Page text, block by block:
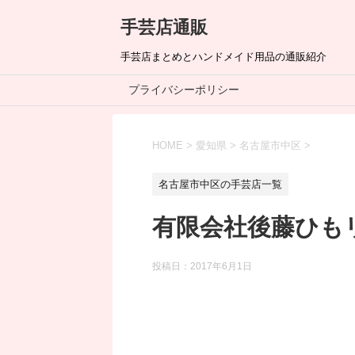
手芸店通販
手芸店まとめとハンドメイド用品の通販紹介
プライバシーポリシー
HOME > 愛知県 > 名古屋市中区 >
名古屋市中区の手芸店一覧
有限会社後藤ひも
投稿日： 2017年6月1日